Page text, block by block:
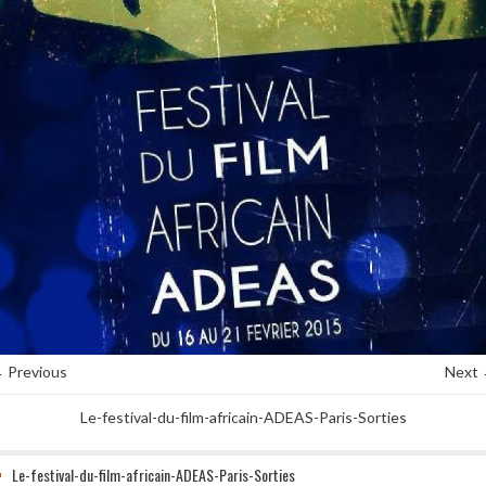
Next
Le-festival-du-film-africain-ADEAS-Paris-Sorties
Le-festival-du-film-africain-ADEAS-Paris-Sorties